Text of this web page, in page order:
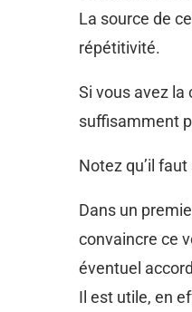
La source de
répétitivité.
Si vous avez
suffisamment
Notez qu’il
Dans un
convaincre ce
éventuel
Il est utile, en